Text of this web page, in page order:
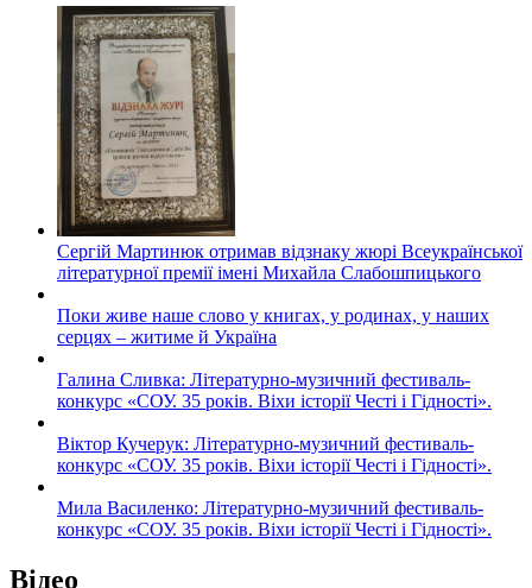
Сергій Мартинюк отримав відзнаку жюрі Всеукраїнської
літературної премії імені Михайла Слабошпицького
Поки живе наше слово у книгах, у родинах, у наших
серцях – житиме й Україна
Галина Сливка: Літературно-музичний фестиваль-
конкурс «СОУ. 35 років. Віхи історії Честі і Гідності».
Віктор Кучерук: Літературно-музичний фестиваль-
конкурс «СОУ. 35 років. Віхи історії Честі і Гідності».
Мила Василенко: Літературно-музичний фестиваль-
конкурс «СОУ. 35 років. Віхи історії Честі і Гідності».
Відео